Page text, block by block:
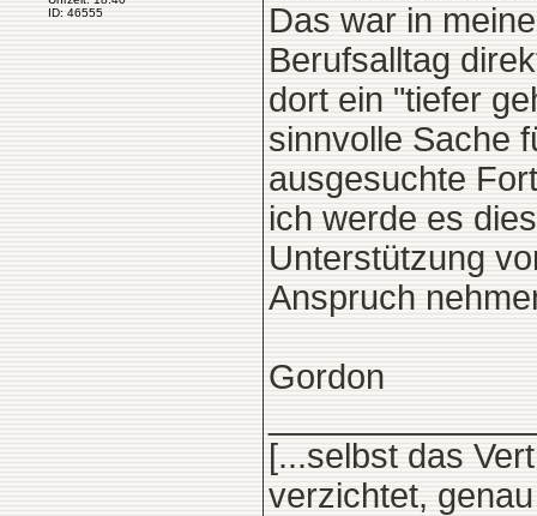
ID: 46555
Das war in
Berufsalltag
dort ein "tiefer
sinnvolle Sache
ausgesuchte
ich werde es
Unterstützung
Anspruch
Gordon
[...selbst das
verzichtet,